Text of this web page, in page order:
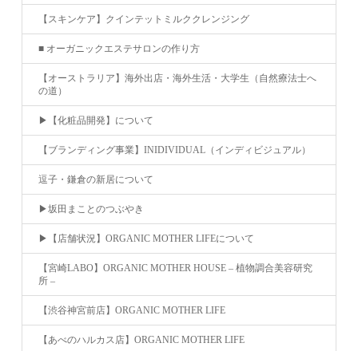
【スキンケア】クインテットミルククレンジング
■ オーガニックエステサロンの作り方
【オーストラリア】海外出店・海外生活・大学生（自然療法士へ
の道）
▶︎【化粧品開発】について
【ブランディング事業】INIDIVIDUAL（インディビジュアル）
逗子・鎌倉の新居について
▶︎坂田まことのつぶやき
▶︎【店舗状況】ORGANIC MOTHER LIFEについて
【宮崎LABO】ORGANIC MOTHER HOUSE – 植物調合美容研究
所 –
【渋谷神宮前店】ORGANIC MOTHER LIFE
【あべのハルカス店】ORGANIC MOTHER LIFE